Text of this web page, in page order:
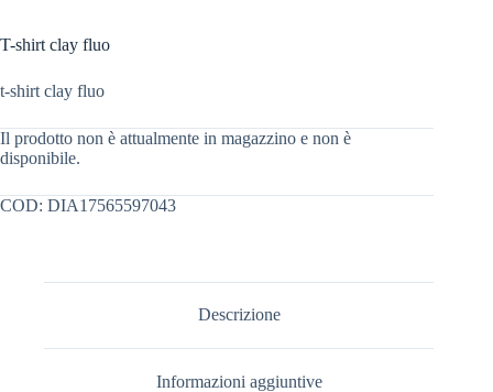
T-shirt clay fluo
t-shirt clay fluo
Il prodotto non è attualmente in magazzino e non è
disponibile.
COD: DIA17565597043
Descrizione
Informazioni aggiuntive